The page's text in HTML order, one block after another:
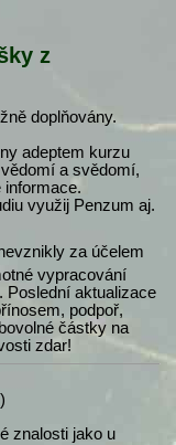
z
doplňovány.
adeptem kurzu
a svědomí,
informace.
využij Penzum aj.
za účelem
vypracování
Poslední aktualizace
podpoř,
částky na
zdar!
znalosti jako u